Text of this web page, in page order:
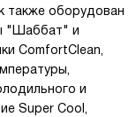
также оборудован
"Шаббат" и
ComfortClean,
и
Super Cool,